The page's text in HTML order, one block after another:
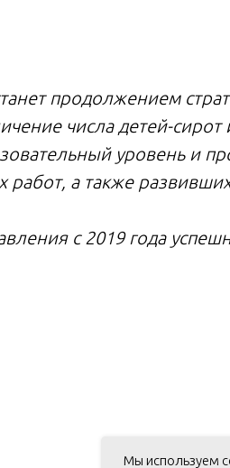
продолжением
числа детей-
уровень и
работ, а также
с 2019 года
Мы используем